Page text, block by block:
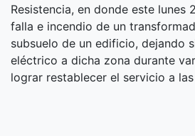
Resistencia, en donde este lunes
falla e incendio de un
subsuelo de un edificio, dejando
eléctrico a dicha zona durante
lograr restablecer el servicio a las